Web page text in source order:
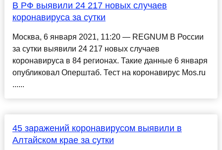
В РФ выявили 24 217 новых случаев
коронавируса за сутки
Москва, 6 января 2021, 11:20 — REGNUM В России
за сутки выявили 24 217 новых случаев
коронавируса в 84 регионах. Такие данные 6 января
опубликовал Оперштаб. Тест на коронавирус Mos.ru
......
45 заражений коронавирусом выявили в
Алтайском крае за сутки